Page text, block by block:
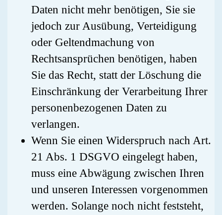
Daten nicht mehr benötigen, Sie sie
jedoch zur Ausübung, Verteidigung
oder Geltendmachung von
Rechtsansprüchen benötigen, haben
Sie das Recht, statt der Löschung die
Einschränkung der Verarbeitung Ihrer
personenbezogenen Daten zu
verlangen.
Wenn Sie einen Widerspruch nach Art.
21 Abs. 1 DSGVO eingelegt haben,
muss eine Abwägung zwischen Ihren
und unseren Interessen vorgenommen
werden. Solange noch nicht feststeht,